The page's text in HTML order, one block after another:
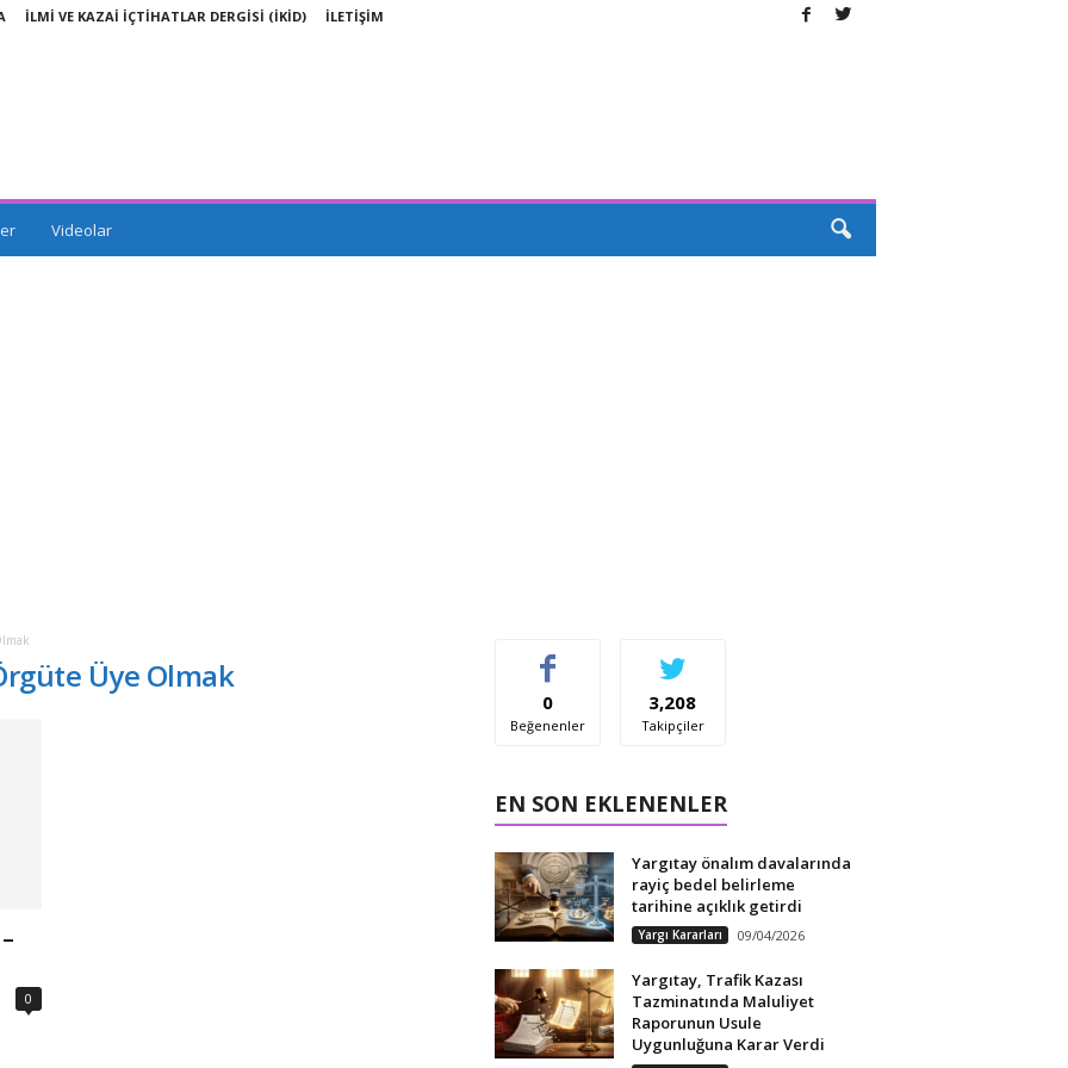
İLMİ VE KAZAİ İÇTİHATLAR DERGİSİ (İKİD) İLETİŞİM
Videolar
Üye Olmak
0
0
Beğenenler
3,208
Takipçiler
EN SON EKLENENLER
Yargıtay önalım davalarında
rayiç bedel belirleme
tarihine açıklık getirdi
Yargı Kararları 09/04/2026
Yargıtay, Trafik Kazası
Tazminatında Maluliyet
Raporunun Usule
Uygunluğuna Karar Verdi